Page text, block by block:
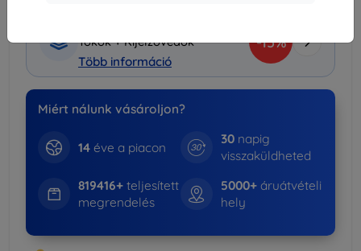
Tokok + Kijelzővédők
Több információ
-15%
Miért nálunk vásároljon?
14éve a piacon
30 napig
visszaküldheted
819416+teljesített
megrendelés
5000+ áruátvételi
hely